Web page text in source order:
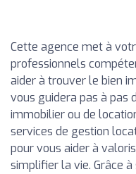
Cette agence met à
professionnels
aider à trouver le bien
vous guidera pas à pas
immobilier ou de
services de gestion
pour vous aider à
simplifier la vie. Grâce